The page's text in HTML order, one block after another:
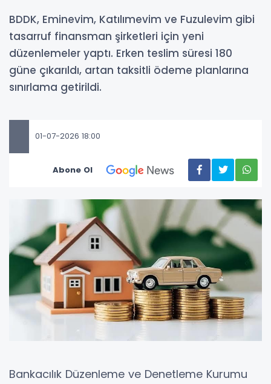
BDDK, Eminevim, Katılımevim ve Fuzulevim gibi
tasarruf finansman şirketleri için yeni
düzenlemeler yaptı. Erken teslim süresi 180
güne çıkarıldı, artan taksitli ödeme planlarına
sınırlama getirildi.
01-07-2026 18:00
Abone Ol
Bankacılık Düzenleme ve Denetleme Kurumu